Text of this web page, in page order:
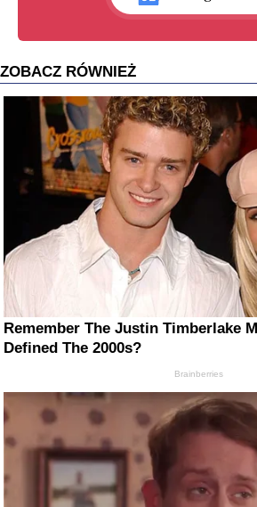
ZOBACZ RÓWNIEŻ
Remember The Justin Timberlake
Defined The 2000s?
Brainberries